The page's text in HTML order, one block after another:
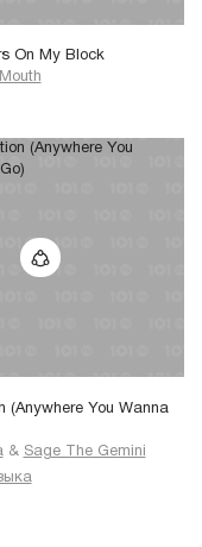
On My Block
(Anywhere You Wanna
& Sage The Gemini